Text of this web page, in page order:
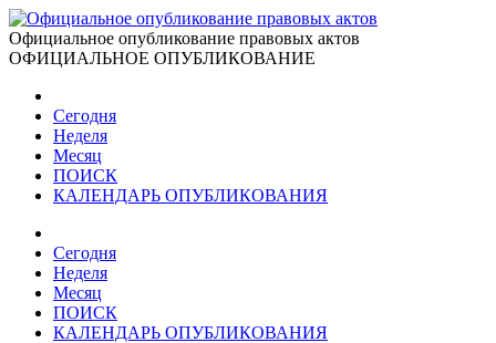
Официальное опубликование правовых актов
ОФИЦИАЛЬНОЕ ОПУБЛИКОВАНИЕ
Сегодня
Неделя
Месяц
ПОИСК
КАЛЕНДАРЬ ОПУБЛИКОВАНИЯ
Сегодня
Неделя
Месяц
ПОИСК
КАЛЕНДАРЬ ОПУБЛИКОВАНИЯ